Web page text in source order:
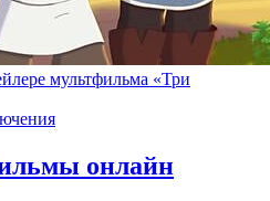
мультфильма «Три
онлайн